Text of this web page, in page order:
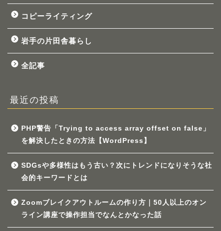
コピーライティング
岩手の片田舎暮らし
全記事
最近の投稿
PHP警告「Trying to access array offset on false」
を解決したときの方法【WordPress】
SDGsや多様性はもう古い？次にトレンドになりそうな社
会的キーワードとは
Zoomブレイクアウトルームの作り方｜50人以上のオン
ライン講座で操作担当でなんとかなった話